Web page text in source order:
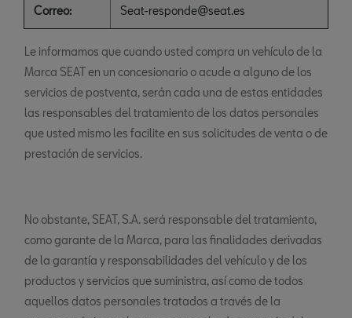
Correo: Seat-responde@seat.es
Le informamos que cuando usted compra un vehículo de la
Marca SEAT en un concesionario o acude a alguno de los
servicios de postventa, serán cada una de estas entidades
las responsables del tratamiento de los datos personales
que usted mismo les facilite en sus solicitudes de venta o de
prestación de servicios.
No obstante, SEAT, S.A. será responsable del tratamiento,
como garante de la Marca, para las finalidades derivadas
de la garantía y responsabilidades del vehículo y de los
productos y servicios que suministra, así como de todos
aquellos datos personales tratados a través de la